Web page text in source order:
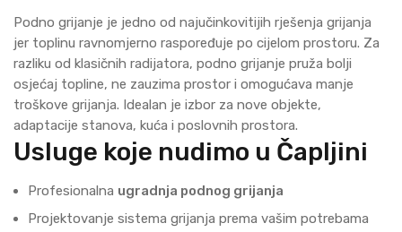
Podno grijanje je jedno od najučinkovitijih rješenja grijanja
jer toplinu ravnomjerno raspoređuje po cijelom prostoru. Za
razliku od klasičnih radijatora, podno grijanje pruža bolji
osjećaj topline, ne zauzima prostor i omogućava manje
troškove grijanja. Idealan je izbor za nove objekte,
adaptacije stanova, kuća i poslovnih prostora.
Usluge koje nudimo u Čapljini
Profesionalna ugradnja podnog grijanja
Projektovanje sistema grijanja prema vašim potrebama